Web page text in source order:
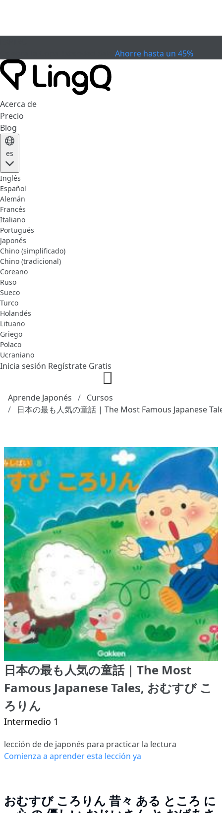
Ahorre hasta un 45%
Acerca de
Precio
Blog
es
Inglés
Español
Alemán
Francés
Italiano
Portugués
Japonés
Chino (simplificado)
Chino (tradicional)
Coreano
Ruso
Sueco
Turco
Holandés
Lituano
Griego
Polaco
Ucraniano
Inicia sesión Regístrate Gratis
Aprende Japonés
Cursos
日本の最も人気の童話 | The Most Famous Japanese
日本の最も人気の童話 | The Most
Famous Japanese Tales, おむすび こ
ろりん
Intermedio 1
lección de de japonés para practicar la lectura
Comienza a aprender esta lección ya
おむすび ころりん 昔々 ある ところ に